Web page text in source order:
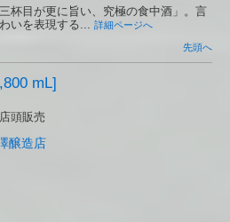
杯目が更に旨い、究極の食中酒」。言
いを表現する... 詳細ページへ
先頭へ
mL]
店頭販売
醸造店